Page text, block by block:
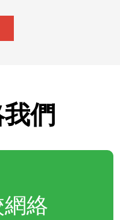
們
絡